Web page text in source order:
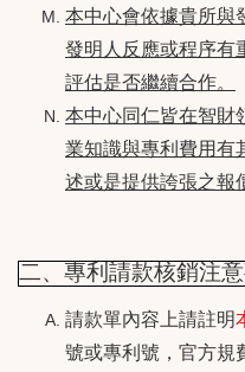
本中心會依據貴所與
發明人反應或程序有
評估是否繼續合作。
本中心同仁皆在智財
業知識與專利費用有
述或是提供誇張之報
二、專利請款核銷注
請款單內容上請註明
號或專利號，官方規